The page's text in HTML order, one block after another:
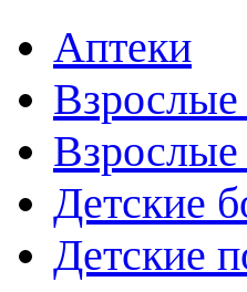
Аптеки
Детские
Детские